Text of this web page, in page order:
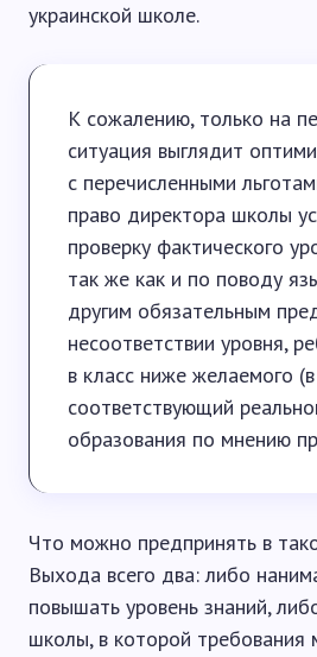
украинской школе.
К сожалению, только на
ситуация выглядит
с перечисленными
право директора школы
проверку фактического
так же как и по поводу
другим обязательным
несоответствии уровня,
в класс ниже желаемого
соответствующий
образования по мнению
Что можно предпринять в
Выхода всего два: либо
повышать уровень знаний,
школы, в которой требования